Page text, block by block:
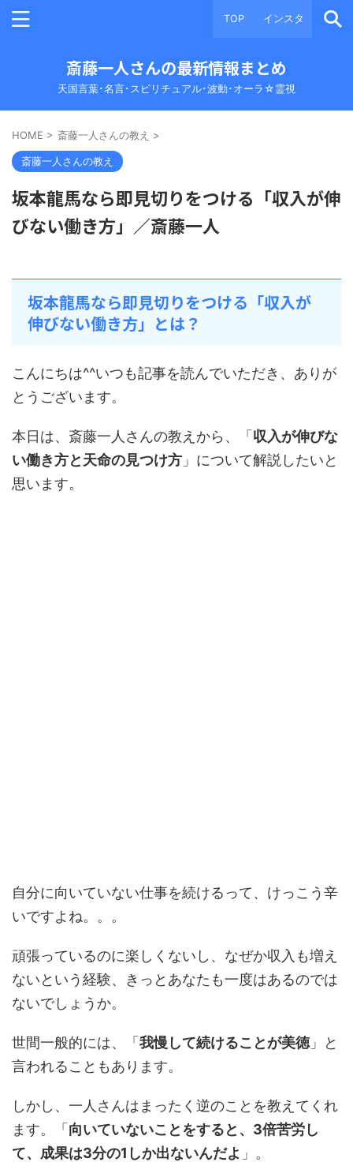
TOP インスタ
斎藤一人さんの最新情報まとめ
天国言葉･名言･スピリチュアル･波動･オーラ☆霊視
HOME > 斎藤一人さんの教え >
斎藤一人さんの教え
坂本龍馬なら即見切りをつける「収入が伸
びない働き方」／斎藤一人
坂本龍馬なら即見切りをつける「収入が
伸びない働き方」とは？
こんにちは^^いつも記事を読んでいただき、ありが
とうございます。
本日は、斎藤一人さんの教えから、「 収入が伸びな
い働き方と天命の見つけ方 」について解説したいと
思います。
自分に向いていない仕事を続けるって、けっこう辛
いですよね。。。
頑張っているのに楽しくないし、なぜか収入も増え
ないという経験、きっとあなたも一度はあるのでは
ないでしょうか。
世間一般的には、「 我慢して続けることが美徳」と
言われることもあります。
しかし、一人さんはまったく逆のことを教えてくれ
ます。「 向いていないことをすると、3倍苦労し
て、成果は3分の1しか出ないんだよ 」。